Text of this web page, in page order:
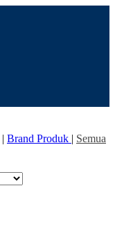
| Brand Produk | Semua